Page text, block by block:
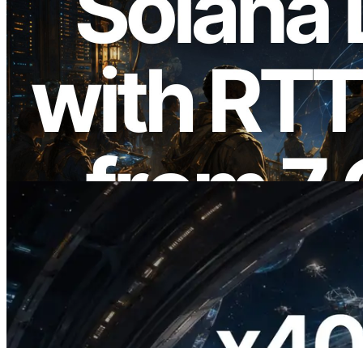
2026.08.05
ERPC, Solana Leader Slot API'yi 7
küresel bölgeden ping ölçümüyle
genişletti — Validators Information API
de yayında
Bu makaleyi oku